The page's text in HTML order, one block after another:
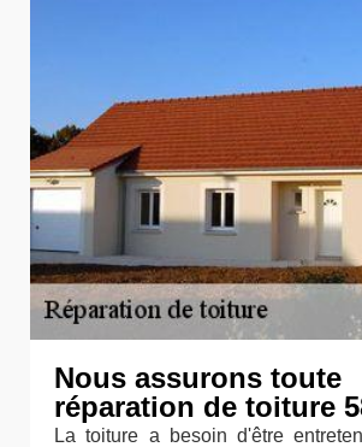
Nous assurons toute
réparation de toiture
La toiture a besoin d'être